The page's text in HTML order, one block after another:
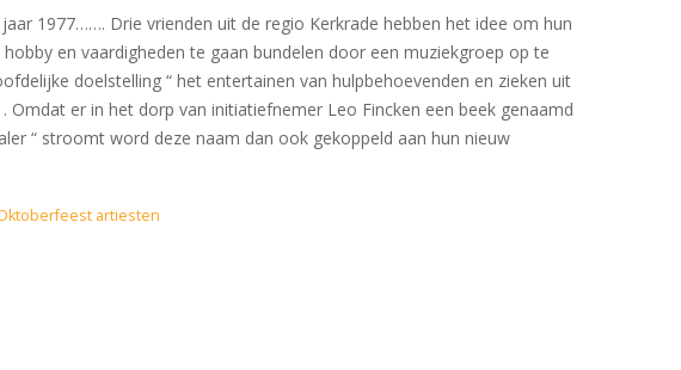
1977……. Drie vrienden uit de regio Kerkrade hebben het idee om hun
hobby en vaardigheden te gaan bundelen door een muziekgroep op te
doelstelling “ het entertainen van hulpbehoevenden en zieken uit
. Omdat er in het dorp van initiatiefnemer Leo Fincken een beek genaamd
“ stroomt word deze naam dan ook gekoppeld aan hun nieuw
artiesten